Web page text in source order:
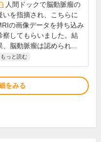
人間ドックで脳動脈瘤の
いを指摘され、こちらに
の画像データを持ち込み
察してもらいました。結
、脳動脈瘤は認められ...
もっと読む
をみる